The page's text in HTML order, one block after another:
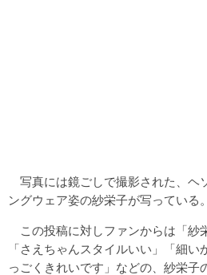
写真には鏡ごしで撮影された、ヘ
ングウェア姿の紗栄子が写っている。
この投稿に対しファンからは「紗
「さえちゃんスタイルいい」「細
っごくきれいです」などの、紗栄子